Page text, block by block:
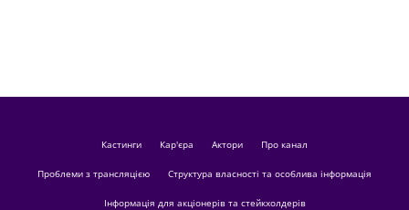
кастинги Кар'єра актори Про канал
Проблеми з трансляцією Структура власності та особлива інформація
Інформація для акціонерів та стейкхолдерів